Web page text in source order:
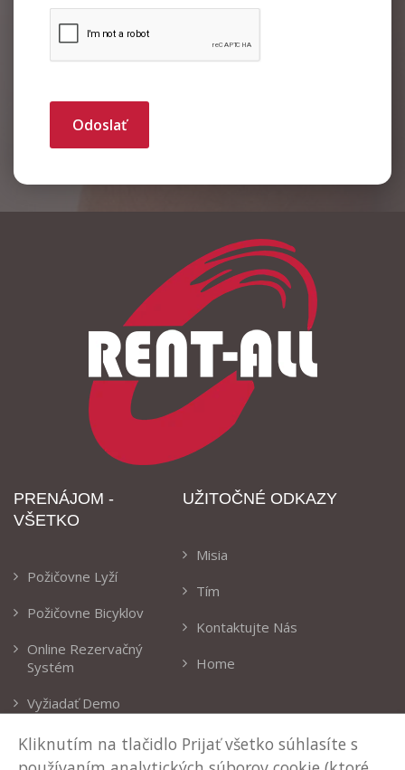
Odoslať
PRENÁJOM -
VŠETKO
Požičovne Lyží
Požičovne Bicyklov
Online Rezervačný
Systém
Vyžiadať Demo
UŽITOČNÉ ODKAZY
Misia
Tím
Kontaktujte Nás
Home
KONTAKTY
Kliknutím na tlačidlo Prijať všetko súhlasíte s